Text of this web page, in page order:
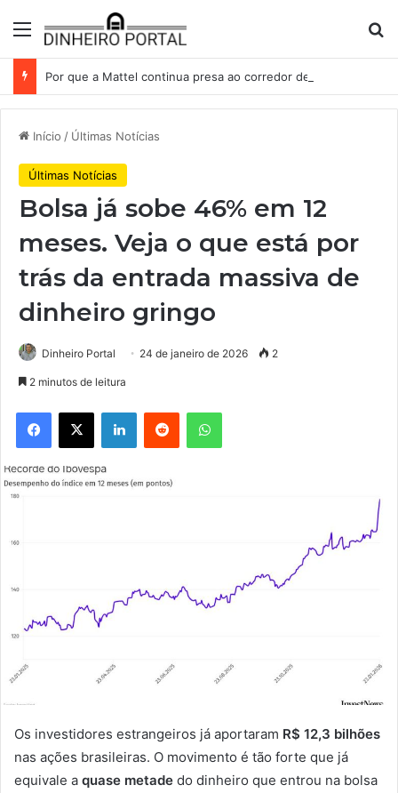
Menu
Início / Últimas Notícias
Últimas Notícias
Bolsa já sobe 46% em 12
meses. Veja o que está por
trás da entrada massiva de
dinheiro gringo
Dinheiro Portal 24 de janeiro de 2026 2
2 minutos de leitura
Facebook
X LinkedinReddit WhatsApp
Os investidores estrangeiros já aportaram R$ 12,3 bilhões
nas ações brasileiras. O movimento é tão forte que já
equivale a quase metade do dinheiro que entrou na bolsa